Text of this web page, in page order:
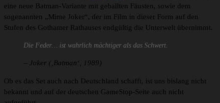
eine neue Batman-Variante mit geballten Fäusten, sowie dem
sogenannten „Mime Joker“, der im Film in dieser Form auf den
Stufen des Gothamer Rathauses endgültig die Unterwelt übernimmt.
Die Feder… ist wahrlich mächtiger als das Schwert.
– Joker (‚Batman‘, 1989)
Ob es das Set auch nach Deutschland schafft, ist uns bislang nicht
bekannt und auf der deutschen GameStop-Seite auch nicht